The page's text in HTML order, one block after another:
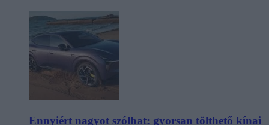
Ennyiért nagyot szólhat: gyorsan tölthető kínai